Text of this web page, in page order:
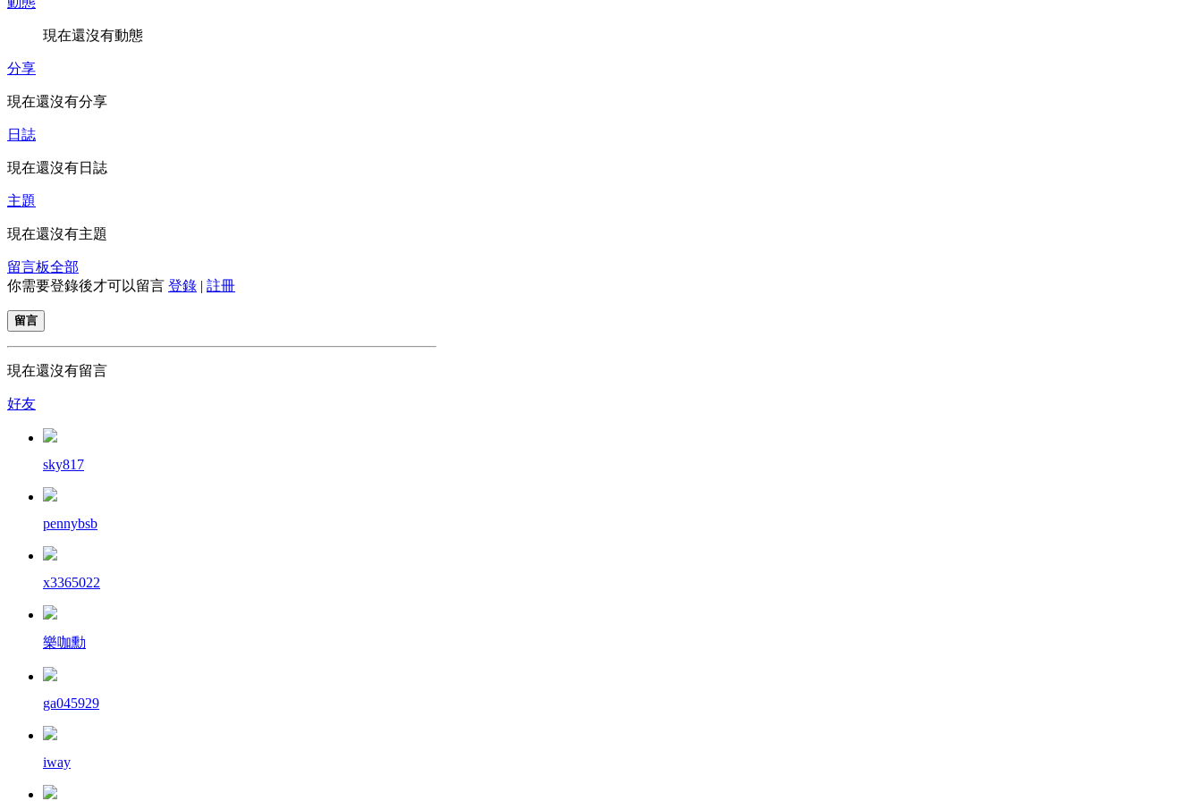
現在還沒有動態
分享
現在還沒有分享
日誌
現在還沒有日誌
主題
現在還沒有主題
留言板全部
你需要登錄後才可以留言 登錄 | 註冊
留言
現在還沒有留言
好友
sky817
pennybsb
x3365022
樂咖勳
ga045929
iway